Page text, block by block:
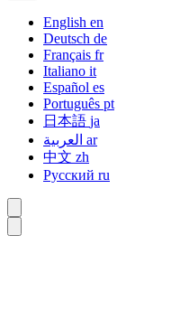
English en
Deutsch de
Français fr
Italiano it
Español es
Português pt
日本語 ja
ar
中文 zh
Русский ru